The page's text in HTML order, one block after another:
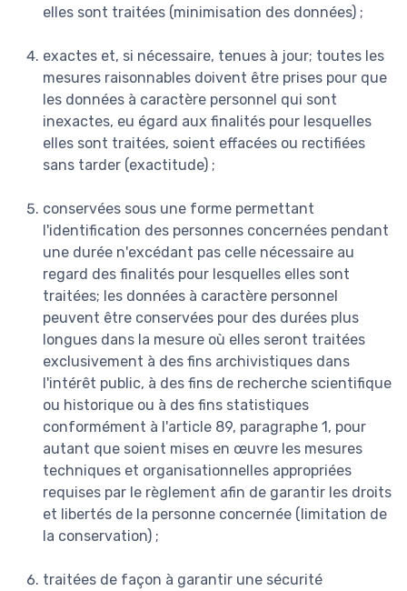
elles sont traitées (minimisation des données) ;
exactes et, si nécessaire, tenues à jour; toutes les
mesures raisonnables doivent être prises pour que
les données à caractère personnel qui sont
inexactes, eu égard aux finalités pour lesquelles
elles sont traitées, soient effacées ou rectifiées
sans tarder (exactitude) ;
conservées sous une forme permettant
l'identification des personnes concernées pendant
une durée n'excédant pas celle nécessaire au
regard des finalités pour lesquelles elles sont
traitées; les données à caractère personnel
peuvent être conservées pour des durées plus
longues dans la mesure où elles seront traitées
exclusivement à des fins archivistiques dans
l'intérêt public, à des fins de recherche scientifique
ou historique ou à des fins statistiques
conformément à l'article 89, paragraphe 1, pour
autant que soient mises en œuvre les mesures
techniques et organisationnelles appropriées
requises par le règlement afin de garantir les droits
et libertés de la personne concernée (limitation de
la conservation) ;
traitées de façon à garantir une sécurité